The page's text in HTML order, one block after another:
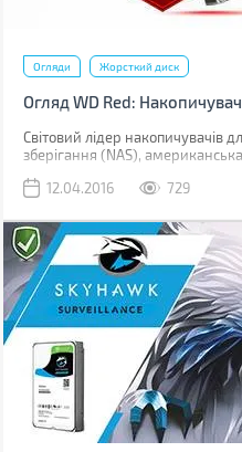
Огляди Жорсткий диск
Огляд WD Red:
Світовий лідер накопичувачів
зберігання (NAS),
12.04.2016
729